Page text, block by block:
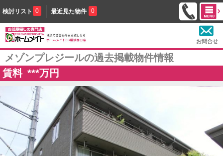
検討リスト 0 最近見た物件 0
お問合せ
メゾンプレジールの過去掲載物件情報
賃料 ***万円